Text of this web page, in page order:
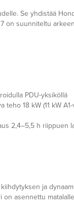
Se yhdistää
on suunniteltu
PDU-yksiköllä
18 kW (11 kW
2,4–5,5 h riippuen
ja
asennettu